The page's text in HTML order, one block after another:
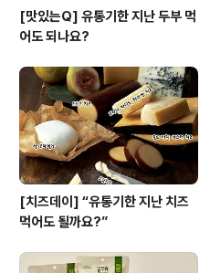
[맛있는Q] 유통기한 지난 두부 먹
어도 되나요?
[치즈데이] “유통기한 지난 치즈
먹어도 될까요?”